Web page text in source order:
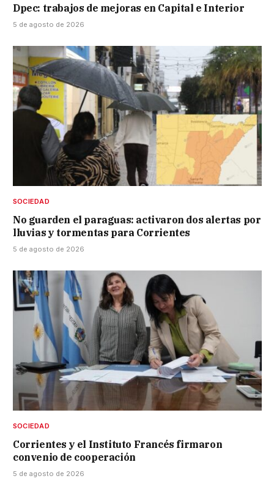
Dpec: trabajos de mejoras en Capital e Interior
5 de agosto de 2026
SOCIEDAD
No guarden el paraguas: activaron dos alertas por
lluvias y tormentas para Corrientes
5 de agosto de 2026
SOCIEDAD
Corrientes y el Instituto Francés firmaron
convenio de cooperación
5 de agosto de 2026